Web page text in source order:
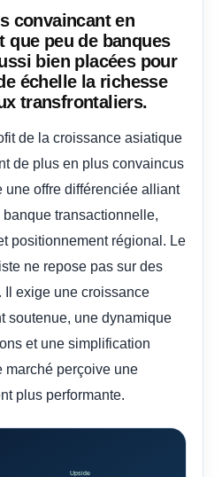
convaincant en
que peu de banques
bien placées pour
échelle la richesse
transfrontaliers.
de la croissance asiatique
de plus en plus convaincus
une offre différenciée alliant
transactionnelle,
positionnement régional. Le
ne repose pas sur des
Il exige une croissance
soutenue, une dynamique
et une simplification
marché perçoive une
plus performante.